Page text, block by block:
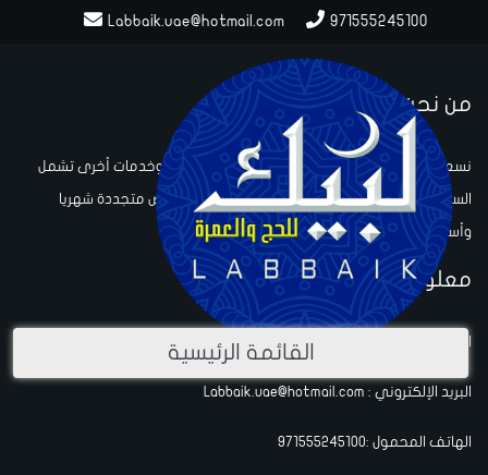
971555245100
Labbaik.uae@hotmail.com
القائمة الرئيسية
من نحن
نسعى من خلال شركتنا تقديم خدمات الحج والعمرة وخدمات أخرى تشمل
السياحة والسفر وحجز الفنادق ، وتقديم خدمات وعروض متجددة شهريا
وأسبوعيا للعمرة والحج
معلومات الاتصال
البريد الإلكتروني : Labbaik.uae@hotmail.com
الهاتف المحمول :971555245100